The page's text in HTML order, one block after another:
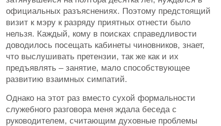
официальных разъяснениях. Поэтому предстоящий
визит к мэру к разряду приятных отнести было
нельзя. Каждый, кому в поисках справедливости
доводилось посещать кабинеты чиновников, знает,
что выслушивать претензии, так же как и их
предъявлять – занятие, мало способствующее
развитию взаимных симпатий.
Однако на этот раз вместо сухой формальности
служебного разговора меня ждала беседа с
руководителем, считающим духовные проблемы